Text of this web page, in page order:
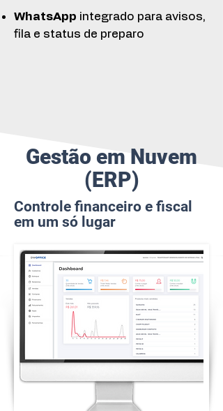
WhatsApp integrado para avisos,
fila e status de preparo
Gestão em Nuvem
(ERP)
Controle financeiro e fiscal
em um só lugar